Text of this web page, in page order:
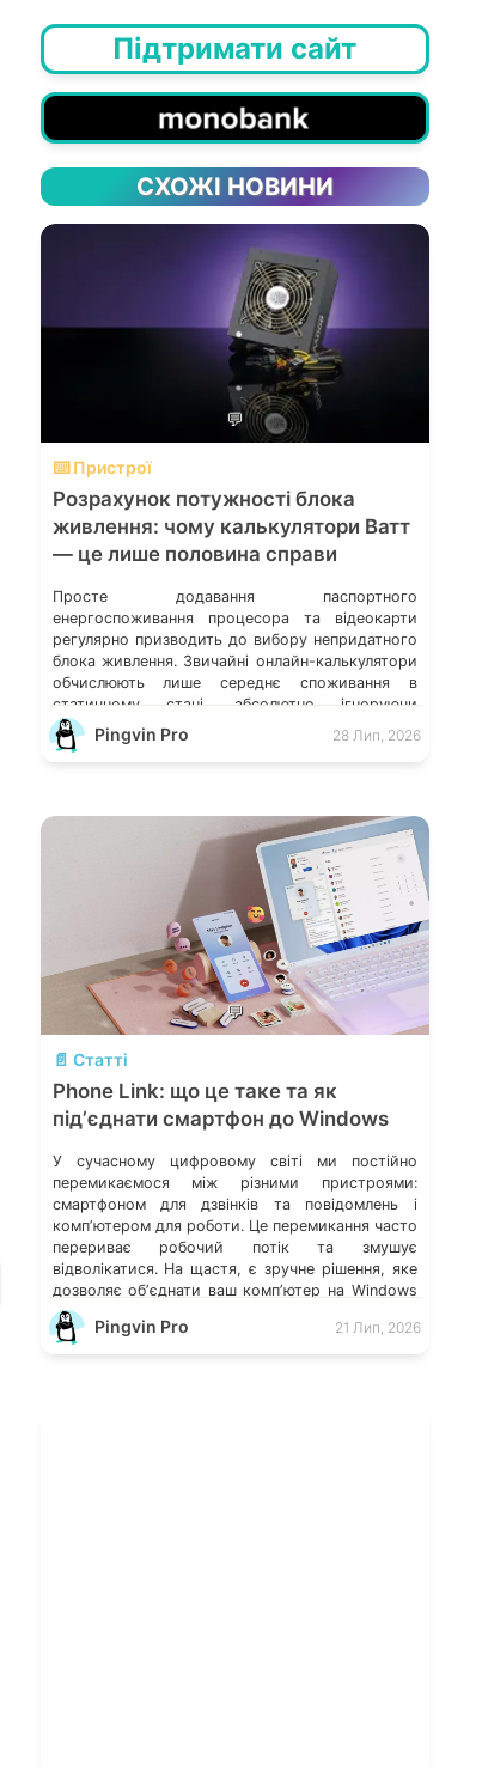
Підтримати сайт
СХОЖІ НОВИНИ
💬
⌨️ Пристрої
Розрахунок потужності блока
живлення: чому калькулятори Ватт
— це лише половина справи
Просте додавання паспортного
енергоспоживання процесора та відеокарти
регулярно призводить до вибору непридатного
блока живлення. Звичайні онлайн-калькулятори
обчислюють лише середнє споживання в
статичному стані, абсолютно ігноруючи
мікросекундні стрибки навантаження, якість
схемотехніки та розподіл струму по окремих
гарантованим запасом міцності. Пікові […]
Pingvin Pro 28 Лип, 2026
💬
📄 Статті
Phone Link: що це таке та як
підʼєднати смартфон до Windows
У сучасному цифровому світі ми постійно
перемикаємося між різними пристроями:
смартфоном для дзвінків та повідомлень і
компʼютером для роботи. Це перемикання часто
перериває робочий потік та змушує
відволікатися. На щастя, є зручне рішення, яке
дозволяє обʼєднати ваш компʼютер на Windows
із мобільним пристроєм, чи то Android, чи iOS.
Йдеться про застосунок Звʼязок зі смартфоном
Pingvin Pro 21 Лип, 2026